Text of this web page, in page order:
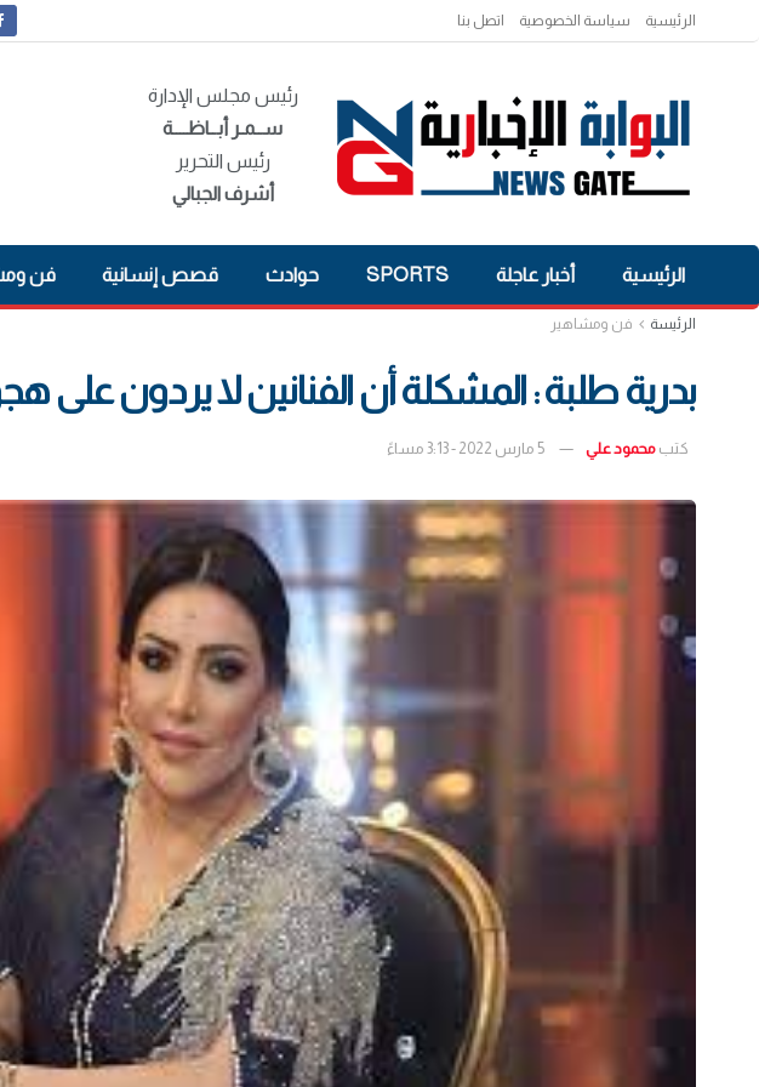
الرئيسية سياسة الخصوصية اتصل بنا
رئيس مجلس الإدارة
ســمـر أبــاظــــة
رئيس التحرير
أشرف الجبالي
الرئيسية أخبار عاجلة SPORTS حوادث قصص إنسانية فن
الرئيسة فن ومشاهير
بدرية طلبة : المشكلة أن الفنانين لا يردون
كتب محمود علي 5 مارس 2022 - 3:13 مساءً